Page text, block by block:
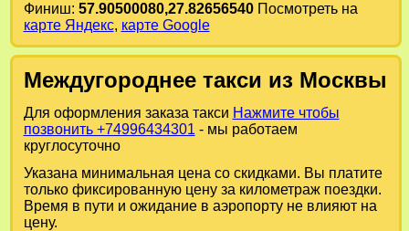
Финиш: 57.90500080,27.82656540Посмотреть на
карте Яндекс, карте Google
Междугороднее такси из Москвы
Для оформления заказа такси Нажмите чтобы
позвонить +74996434301 - мы работаем
круглосуточно
Указана минимальная цена со скидками. Вы платите
только фиксированную цену за километраж поездки.
Время в пути и ожидание в аэропорту не влияют на
цену.